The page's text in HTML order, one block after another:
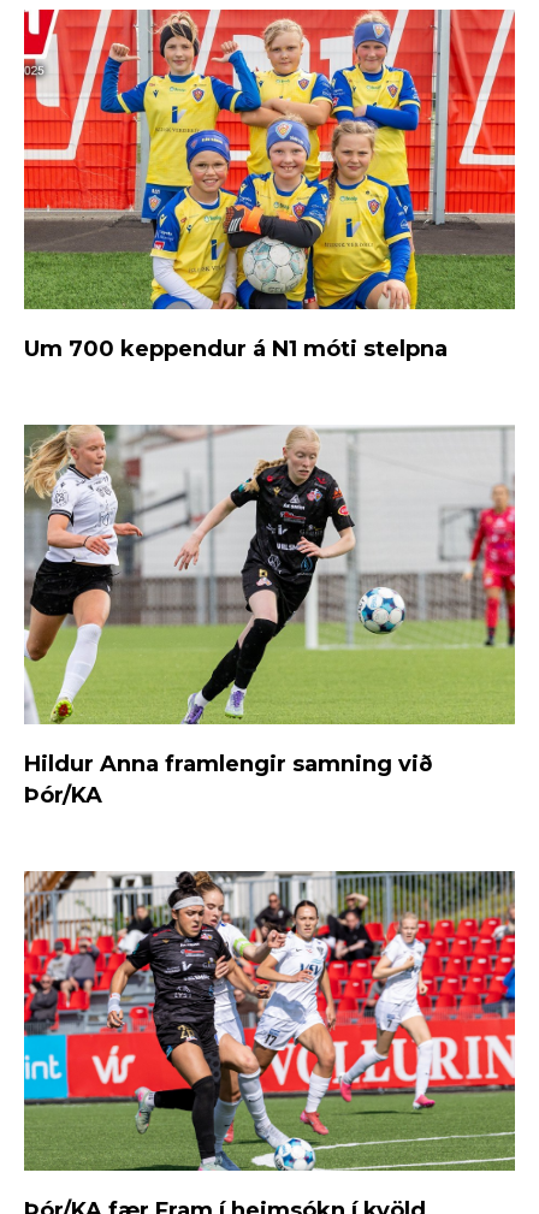
Um 700 keppendur á N1 móti stelpna
Hildur Anna framlengir samning við
Þór/KA